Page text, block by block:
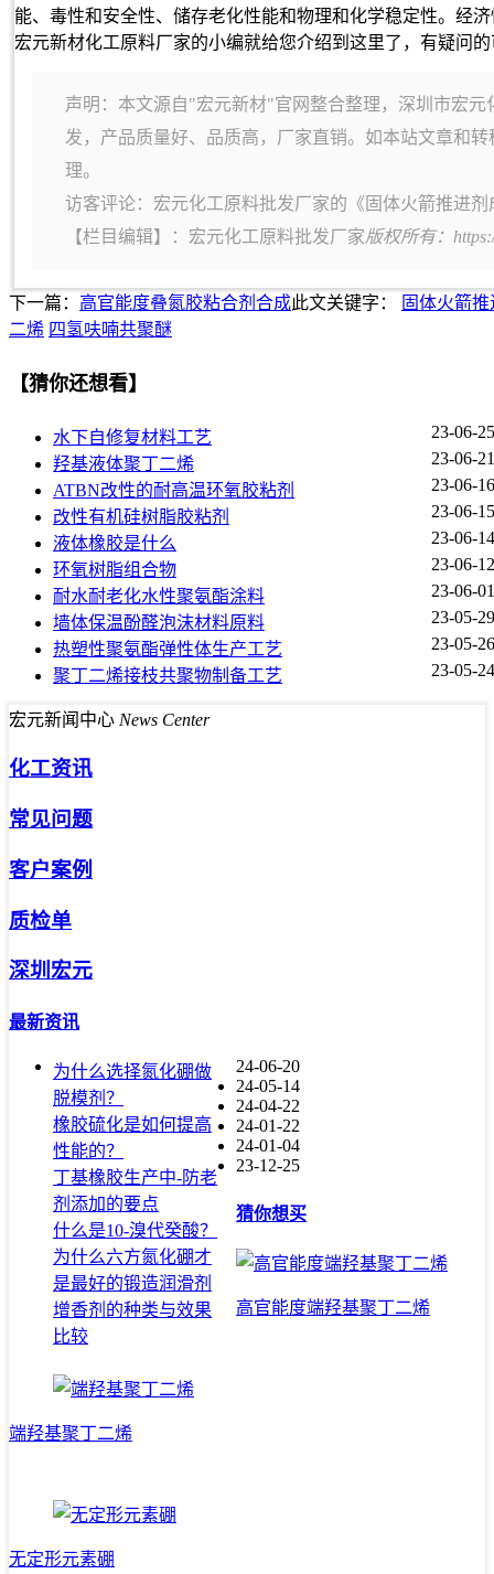
能、毒性和安全性、储存老化性能和物理和化学稳定性。经
宏元新材化工原料厂家的小编就给您介绍到这里了，有疑问
声明：本文源自"宏元新材"官网整合整理，深圳市宏
发，产品质量好、品质高，厂家直销。如本站文章和
理。
访客评论：宏元化工原料批发厂家的《固体火箭推进
【栏目编辑】： 宏元化工原料批发厂家版权所有：
下一篇： 高官能度叠氮胶粘合剂合成此文关键字：
固体火箭
二烯 四氢呋喃共聚醚
【猜你还想看】
水下自修复材料工艺
23-06-25
羟基液体聚丁二烯
23-06-21
ATBN改性的耐高温环氧胶粘剂
23-06-16
改性有机硅树脂胶粘剂
23-06-15
液体橡胶是什么
23-06-14
环氧树脂组合物
23-06-12
耐水耐老化水性聚氨酯涂料
23-06-01
墙体保温酚醛泡沫材料原料
23-05-29
热塑性聚氨酯弹性体生产工艺
23-05-26
聚丁二烯接枝共聚物制备工艺
23-05-24
宏元新闻中心 News Center
化工资讯
常见问题
客户案例
质检单
深圳宏元
最新资讯
为什么选择氮化硼做
脱模剂？
24-06-20
橡胶硫化是如何提高
性能的？
24-05-14
丁基橡胶生产中-防老
剂添加的要点
24-04-22
什么是10-溴代癸酸？
24-01-22
为什么六方氮化硼才
是最好的锻造润滑剂
24-01-04
增香剂的种类与效果
比较
23-12-25
猜你想买
高官能度端羟基聚丁二烯
端羟基聚丁二烯
无定形元素硼